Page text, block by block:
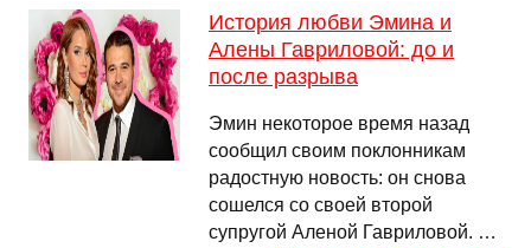
История любви Эмина и
Алены Гавриловой: до и
после разрыва
Эмин некоторое время назад
сообщил своим поклонникам
радостную новость: он снова
сошелся со своей второй
супругой Аленой Гавриловой. …